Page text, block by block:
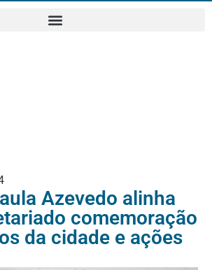
Azevedo alinha
comemoração
da cidade e ações